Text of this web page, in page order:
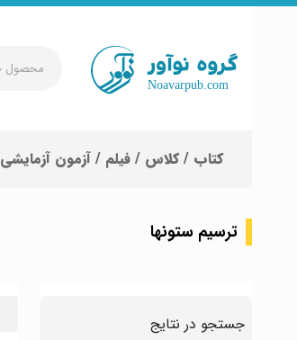
جستجو
کنید
کتاب / کلاس / فیلم / آزمون آزمایشی
ترسیم ستونها
جستجو در نتایج